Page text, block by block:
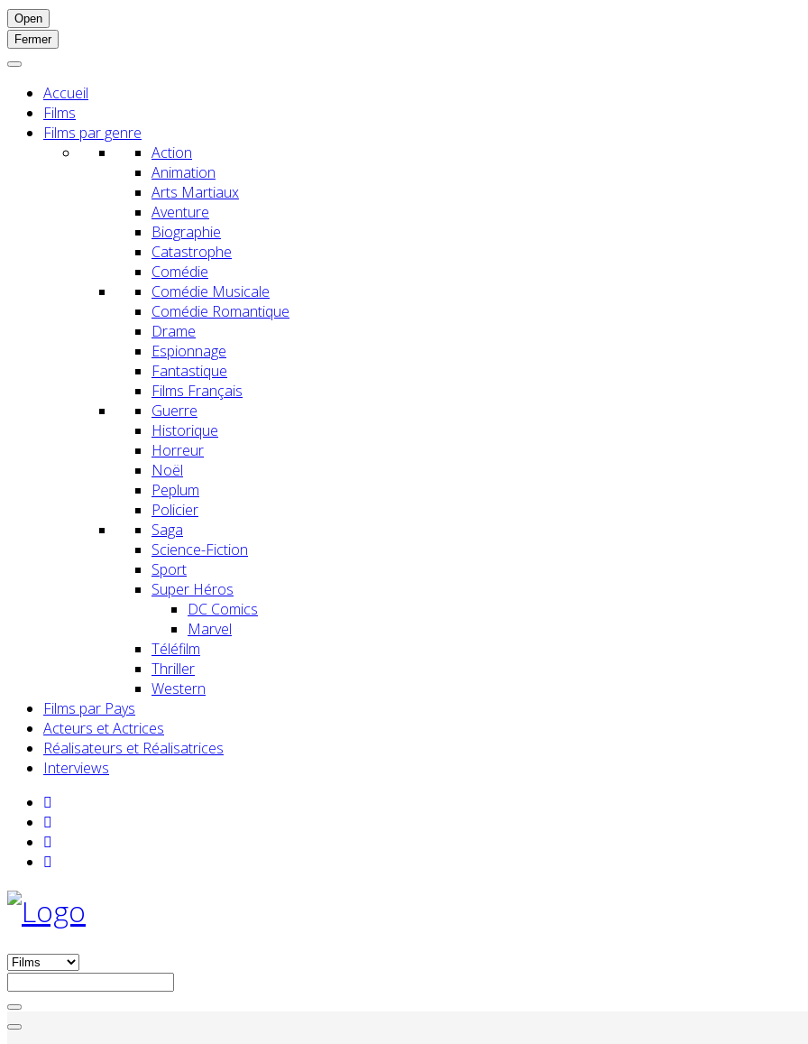
Open
Fermer
Accueil
Films
Films par genre
Action
Animation
Arts Martiaux
Aventure
Biographie
Catastrophe
Comédie
Comédie Musicale
Comédie Romantique
Drame
Espionnage
Fantastique
Films Français
Guerre
Historique
Horreur
Noël
Peplum
Policier
Saga
Science-Fiction
Sport
Super Héros
DC Comics
Marvel
Téléfilm
Thriller
Western
Films par Pays
Acteurs et Actrices
Réalisateurs et Réalisatrices
Interviews